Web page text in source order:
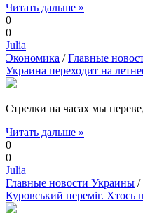
Читать дальше »
0
0
Julia
Экономика /Главные
Украина переходит на
Стрелки на часах мы
Читать дальше »
0
0
Julia
Главные новости Украины /
Куровський переміг. Хтось